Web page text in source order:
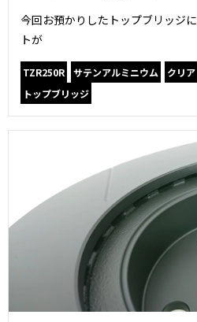
今回お預かりしたトップブリッジ
トが
TZR250R サテンアルミニウム クリア
トップブリッジ